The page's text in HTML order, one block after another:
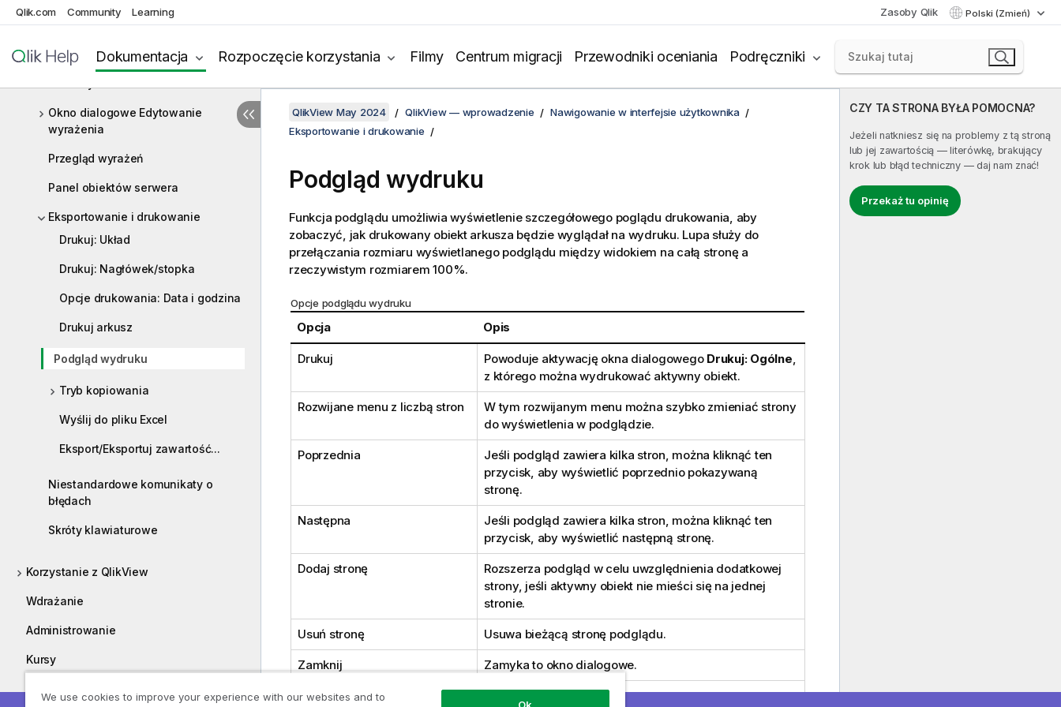
Qlik.com Community Learning Zasoby Qlik Polski (Zmień)
Dokumentacja Rozpoczęcie korzystania Filmy Centrum migracji Przewodniki oceniania Podręczniki
Paski narzędzi i pasek statusu
Okno dialogowe Przegląd
Okno dialogowe Edytowanie
wyrażenia
Przegląd wyrażeń
Panel obiektów serwera
Eksportowanie i drukowanie
Drukuj: Układ
Drukuj: Nagłówek/stopka
Opcje drukowania: Data i godzina
Drukuj arkusz
Podgląd wydruku
Tryb kopiowania
Wyślij do pliku Excel
Eksport/Eksportuj zawartość...
Niestandardowe komunikaty o
błędach
Skróty klawiaturowe
Korzystanie z QlikView
Wdrażanie
Administrowanie
Kursy
CZY TA STRONA BYŁA POMOCNA?
Jeżeli natkniesz się na problemy z tą stroną
lub jej zawartością — literówkę, brakujący
krok lub błąd techniczny — daj nam znać!
Przekaż tu opinię
QlikView May 2024 QlikView — wprowadzenie
Nawigowanie w interfejsie użytkownika
Eksportowanie i drukowanie
Podgląd wydruku
Funkcja podglądu umożliwia wyświetlenie szczegółowego poglądu drukowania, aby
zobaczyć, jak drukowany obiekt arkusza będzie wyglądał na wydruku. Lupa służy do
przełączania rozmiaru wyświetlanego podglądu między widokiem na całą stronę a
rzeczywistym rozmiarem 100%.
Opcje podglądu wydruku
Opcja Opis
Drukuj Powoduje aktywację okna dialogowego Drukuj: Ogólne,
z którego można wydrukować aktywny obiekt.
Rozwijane menu z liczbą stron
W tym rozwijanym menu można szybko zmieniać strony
do wyświetlenia w podglądzie.
Poprzednia
Jeśli podgląd zawiera kilka stron, można kliknąć ten
przycisk, aby wyświetlić poprzednio pokazywaną
stronę.
Następna
Jeśli podgląd zawiera kilka stron, można kliknąć ten
przycisk, aby wyświetlić następną stronę.
Dodaj stronę
Rozszerza podgląd w celu uwzględnienia dodatkowej
strony, jeśli aktywny obiekt nie mieści się na jednej
stronie.
Usuń stronę Usuwa bieżącą stronę podglądu.
Zamknij Zamyka to okno dialogowe.
Pomoc Otwiera pomoc QlikView.
We use cookies to improve your experience with our websites and to